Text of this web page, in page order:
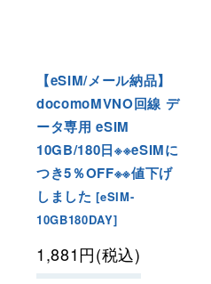
【eSIM/メール納品】
docomoMVNO回線 デ
ータ専用 eSIM
10GB/180日※※eSIMに
つき5％OFF※※値下げ
しました [eSIM-
10GB180DAY]
1,881円(税込)